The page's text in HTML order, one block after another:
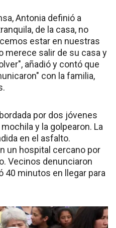
Antonia definió a
de la casa, no
estar en nuestras
merece salir de su casa y
añadió y contó que
con la familia,
por dos jóvenes
y la golpearon. La
en el asfalto.
un hospital cercano por
Vecinos denunciaron
40 minutos en llegar para